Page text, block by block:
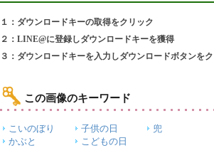
１：ダウンロードキーの取得をクリック
２：LINE@に登録しダウンロードキーを獲得
３：ダウンロードキーを入力しダウンロードボタンを
この画像のキーワード
こいのぼり 子供の日 兜
かぶと
こどもの日